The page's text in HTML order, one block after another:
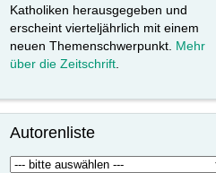
Katholiken herausgegeben und
erscheint vierteljährlich mit einem
neuen Themenschwerpunkt. Mehr
über die Zeitschrift.
Autorenliste